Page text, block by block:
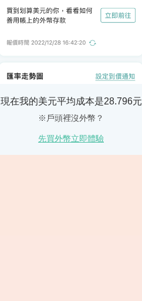
現在我的美元平均成本是28.796元
※戶頭裡沒外幣？
先買外幣立即體驗